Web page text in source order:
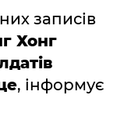
записів
Хонг
, інформує